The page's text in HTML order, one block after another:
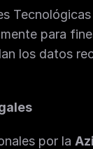
para
los datos
por la